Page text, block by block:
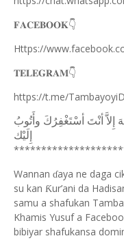
𝐅𝐀𝐂𝐄𝐁𝐎𝐎𝐊👇
Https://
𝐓𝐄𝐋𝐄𝐆𝐑𝐀𝐌👇
https://t.me/
ﺇِﻻَّ ﺃﻧْﺖَ ﺃﺳْﺘَﻐْﻔِﺮُﻙَ ﻭﺃَﺗُﻮﺏُ
ﺇِﻟَﻴْﻚ
Wannan ɗaya ne daga
su kan Ƙur’ani da
samu a shafukan
Khamis Yusuf a
bibiyar shafukansa